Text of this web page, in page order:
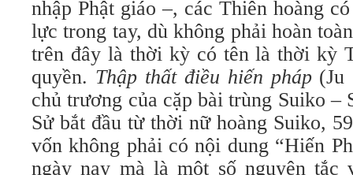
nhập Phật giáo –, các Thiên hoàng
lực trong tay, dù không phải hoàn
trên đây là thời kỳ có tên là thời kỳ
quyền. Thập thất điều hiến pháp (Ju
chủ trương của cặp bài trùng Suiko
Sử bắt đầu từ thời nữ hoàng Suiko,
vốn không phải có nội dung “Hiến
ngày nay mà là một số nguyên